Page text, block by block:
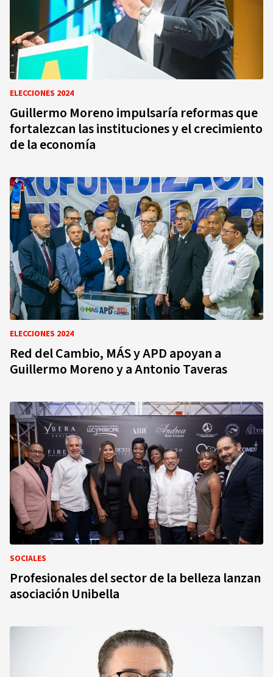
ELECCIONES 2024
Guillermo Moreno impulsaría reformas que
fortalezcan las instituciones y el crecimiento
de la economía
ELECCIONES 2024
Red del Cambio, MÁS y APD apoyan a
Guillermo Moreno y a Antonio Taveras
SOCIALES
Profesionales del sector de la belleza lanzan
asociación Unibella